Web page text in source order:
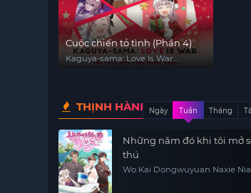
Cuộc chiến tỏ tình (Phần 4)
Kaguya-sama: Love Is War
THỊNH HÀNHNgày Tuần Tháng
Những năm đó khi tôi mở
thú
Wo Kai Dongwuyuan Naxie